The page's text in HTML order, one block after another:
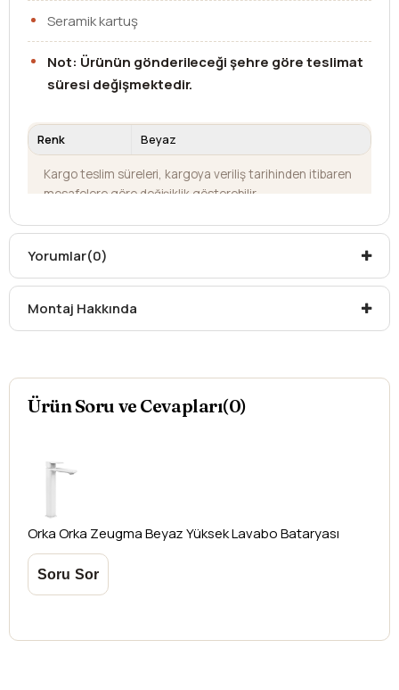
Seramik kartuş
Not: Ürünün gönderileceği şehre göre teslimat
süresi değişmektedir.
Renk Beyaz
Kargo teslim süreleri, kargoya veriliş tarihinden itibaren
mesafelere göre değişiklik gösterebilir.
oluşabilecekek ücretler alıcıya aittir.
Kargonuzu teslim alırken hasarlı olabileceğini
yazdırmanız gerekmektedir.
Aksi durumlarda ürünlerin
yapılamamaktadır.
Yorumlar(0)
Montaj Hakkında
Ürün Soru ve Cevapları(0)
OrkaOrka Zeugma Beyaz Yüksek Lavabo Bataryası